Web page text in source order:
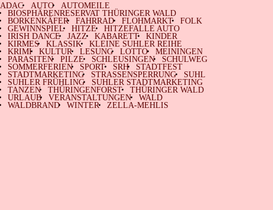
ADAC AUTO
AUTOMEILE
BIOSPHÄRENRESERVAT THÜRINGER WALD
BORKENKÄFER
FAHRRAD FLOHMARKT
FOLK
GEWINNSPIEL
HITZE
HITZEFALLE AUTO
IRISH DANCE
JAZZ KABARETT
KINDER
KIRMES
KLASSIK
KLEINE SUHLER REIHE
KRIMI
KULTUR LESUNG LOTTO
MEININGEN
PARASITEN
PILZE SCHLEUSINGEN
SCHULWEG
SOMMERFERIEN
SPORT SRH
STADTFEST
STADTMARKETING
STRASSENSPERRUNG
SUHL
SUHLER FRÜHLING
SUHLER STADTMARKETING
TANZEN
THÜRINGENFORST
THÜRINGER WALD
URLAUB
VERANSTALTUNGEN
WALD
WALDBRAND
WINTER ZELLA-MEHLIS